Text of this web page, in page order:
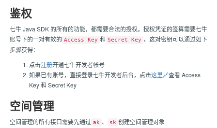
鉴权
七牛 Java SDK 的所有的功能，都需要合法的授权。授权凭证的签算需要七牛
账号下的一对有效的 Access Key 和 Secret Key ，这对密钥可以通过如下
步骤获得：
点击注册开通七牛开发者帐号
如果已有账号，直接登录七牛开发者后台，点击这里🔗查看 Access
Key 和 Secret Key
空间管理
空间管理的所有接口需要先通过 ak 、 sk 创建空间管理对象